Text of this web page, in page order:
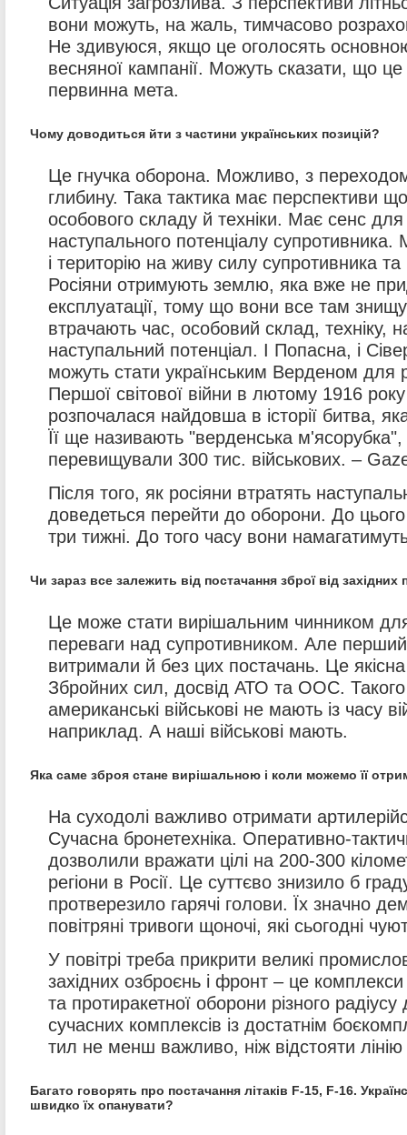
вони можуть, на жаль, тимчасово
Не здивуюся, якщо це оголосять
весняної кампанії. Можуть сказати, що це
первинна мета.
Чому доводиться йти з частини українських позицій?
Це гнучка оборона. Можливо, з
глибину. Така тактика має перспективи
особового складу й техніки. Має сенс
наступального потенціалу
і територію на живу силу супротивника та
Росіяни отримують землю, яка вже не
експлуатації, тому що вони все там
втрачають час, особовий склад, техніку,
наступальний потенціал. І Попасна, і
можуть стати українським Верденом для
Першої світової війни в лютому 1916
розпочалася найдовша в історії битва,
Її ще називають "верденська м'ясорубка",
перевищували 300 тис. військових. –
Після того, як росіяни втратять
доведеться перейти до оборони. До
три тижні. До того часу вони
Чи зараз все залежить від постачання зброї від західних
Це може стати вирішальним чинником для
переваги над супротивником. Але
витримали й без цих постачань. Це
Збройних сил, досвід АТО та ООС. Такого
американські військові не мають із часу
наприклад. А наші військові мають.
Яка саме зброя стане вирішальною і коли можемо її
На суходолі важливо отримати
Сучасна бронетехніка. Оперативно-
дозволили вражати цілі на 200-300
регіони в Росії. Це суттєво знизило б
протверезило гарячі голови. Їх значно
повітряні тривоги щоночі, які сьогодні
У повітрі треба прикрити великі
західних озброєнь і фронт – це комплекси
та протиракетної оборони різного радіусу
сучасних комплексів із достатнім
тил не менш важливо, ніж відстояти
Багато говорять про постачання літаків F-15, F-16.
швидко їх опанувати?